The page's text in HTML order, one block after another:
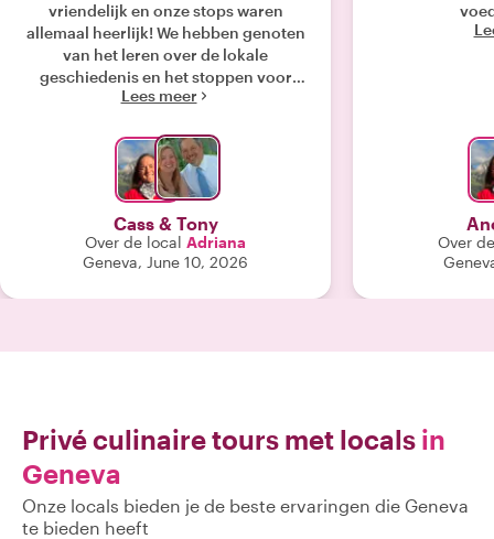
vriendelijk en onze stops waren
allemaal heerlijk! We hebben genoten
van het leren over de lokale
geschiedenis en het stoppen voor
lekkernijen onderweg. We hielden van
vooral van de kaasfondue aan het
meer. We zouden deze wandel-
foodtour van harte aanbevelen."
Lees meer
Cass & Tony
Over de local Adriana
Geneva, June 10, 2026
Over
Privé culinaire tours met locals in
Geneva
Onze locals bieden je de beste ervaringen die Geneva
te bieden heeft